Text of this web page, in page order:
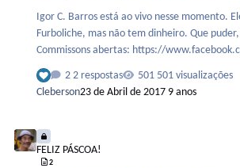
Igor C. Barros está ao vivo nesse momento. Ele quer muito ir ao
Furboliche, mas não tem dinheiro. Que
Commissons abertas: https://
2 respostas
501 visualizações
Cleberson23 de Abril de 2017 9 anos
FELIZ PÁSCOA!
2